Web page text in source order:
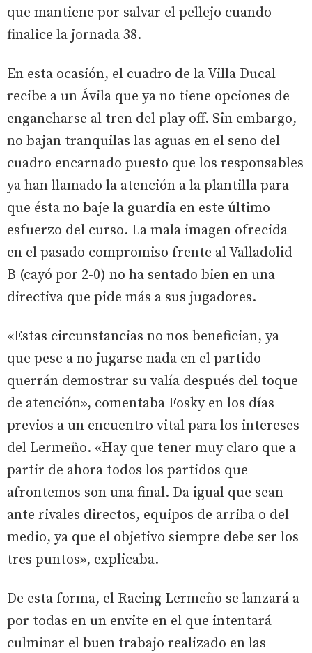
que mantiene por salvar el pellejo cuando
finalice la jornada 38.
En esta ocasión, el cuadro de la Villa Ducal
recibe a un Ávila que ya no tiene opciones de
engancharse al tren del play off. Sin embargo,
no bajan tranquilas las aguas en el seno del
cuadro encarnado puesto que los responsables
ya han llamado la atención a la plantilla para
que ésta no baje la guardia en este último
esfuerzo del curso. La mala imagen ofrecida
en el pasado compromiso frente al Valladolid
B (cayó por 2-0) no ha sentado bien en una
directiva que pide más a sus jugadores.
«Estas circunstancias no nos benefician, ya
que pese a no jugarse nada en el partido
querrán demostrar su valía después del toque
de atención», comentaba Fosky en los días
previos a un encuentro vital para los intereses
del Lermeño. «Hay que tener muy claro que a
partir de ahora todos los partidos que
afrontemos son una final. Da igual que sean
ante rivales directos, equipos de arriba o del
medio, ya que el objetivo siempre debe ser los
tres puntos», explicaba.
De esta forma, el Racing Lermeño se lanzará a
por todas en un envite en el que intentará
culminar el buen trabajo realizado en las